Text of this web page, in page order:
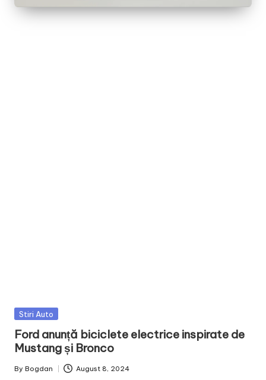
Posted
Stiri Auto
Ford anunță biciclete electrice inspirate de
Mustang și Bronco
Posted
By Bogdan August 8, 2024